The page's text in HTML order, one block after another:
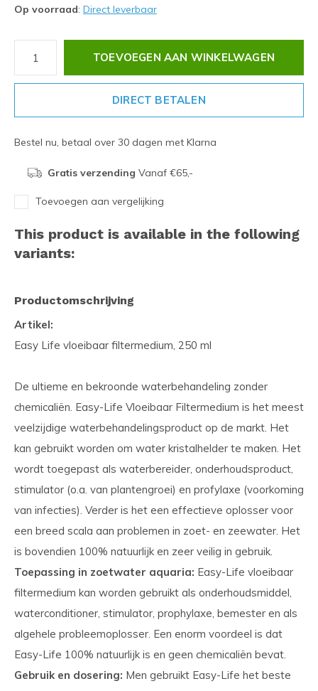
Op voorraad: Direct leverbaar
TOEVOEGEN AAN WINKELWAGEN
DIRECT BETALEN
Bestel nu, betaal over 30 dagen met Klarna
Gratis verzending Vanaf €65,-
Toevoegen aan vergelijking
This product is available in the following
variants:
Productomschrijving
Artikel:
Easy Life vloeibaar filtermedium, 250 ml
De ultieme en bekroonde waterbehandeling zonder
chemicaliën. Easy-Life Vloeibaar Filtermedium is het meest
veelzijdige waterbehandelingsproduct op de markt. Het
kan gebruikt worden om water kristalhelder te maken. Het
wordt toegepast als waterbereider, onderhouds­product,
stimulator (o.a. van plantengroei) en profylaxe (voorkoming
van infecties). Verder is het een effectieve oplosser voor
een breed scala aan problemen in zoet- en zeewater. Het
is bovendien 100% natuurlijk en zeer veilig in gebruik.
Toepassing in zoetwater aquaria: Easy-Life vloeibaar
filtermedium kan worden gebruikt als onderhoudsmiddel,
waterconditioner, stimulator, prophylaxe, bemester en als
algehele probleemoplosser. Een enorm voordeel is dat
Easy-Life 100% natuurlijk is en geen chemicaliën bevat.
Gebruik en dosering: Men gebruikt Easy-Life het beste